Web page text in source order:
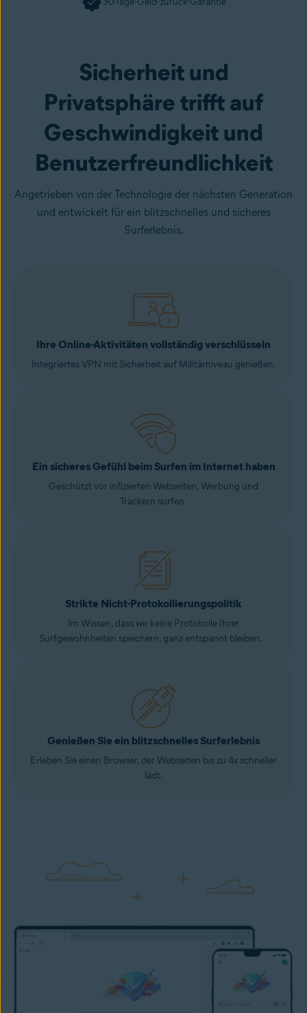
Sicherheit und
Privatsphäre trifft auf
Geschwindigkeit und
Benutzerfreundlichkeit
Angetrieben von der Technologie der nächsten Generation
und entwickelt für ein blitzschnelles und sicheres
Surferlebnis.
Ihre Online-Aktivitäten vollständig verschlüsseln
Integriertes VPN mit Sicherheit auf Militärniveau genießen.
Ein sicheres Gefühl beim Surfen im Internet haben
Geschützt vor infizierten Webseiten, Werbung und
Trackern surfen.
Strikte Nicht-Protokollierungspolitik
Im Wissen, dass wir keine Protokolle Ihrer
Surfgewohnheiten speichern, ganz entspannt bleiben.
Genießen Sie ein blitzschnelles Surferlebnis
Erleben Sie einen Browser, der Webseiten bis zu 4x schneller
lädt.